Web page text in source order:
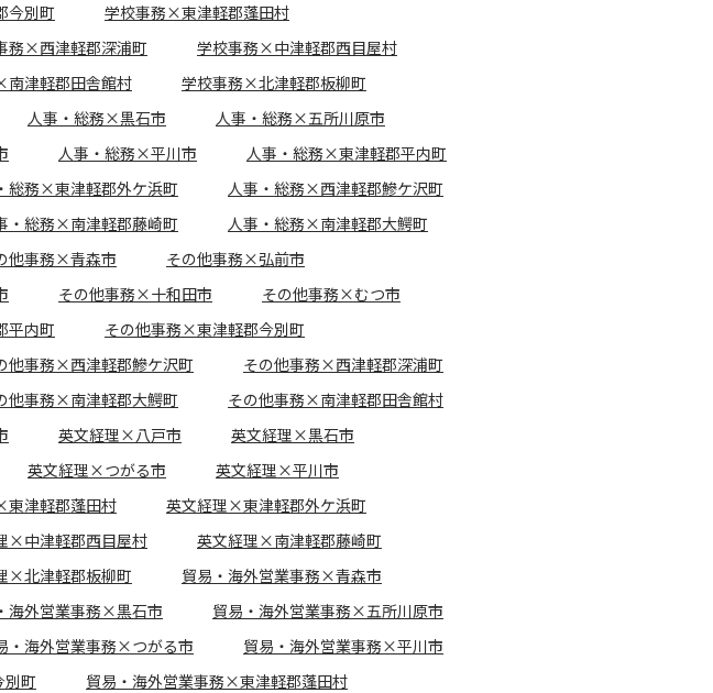
今別町
学校事務×東津軽郡蓬田村
務×西津軽郡深浦町
学校事務×中津軽郡西目屋村
津軽郡田舎館村
学校事務×北津軽郡板柳町
人事・総務×黒石市
人事・総務×五所川原市
人事・総務×平川市
人事・総務×東津軽郡平内町
総務×東津軽郡外ケ浜町
人事・総務×西津軽郡鰺ケ沢町
・総務×南津軽郡藤崎町
人事・総務×南津軽郡大鰐町
他事務×青森市
その他事務×弘前市
その他事務×十和田市
その他事務×むつ市
平内町
その他事務×東津軽郡今別町
他事務×西津軽郡鰺ケ沢町
その他事務×西津軽郡深浦町
他事務×南津軽郡大鰐町
その他事務×南津軽郡田舎館村
英文経理×八戸市
英文経理×黒石市
英文経理×つがる市
英文経理×平川市
津軽郡蓬田村
英文経理×東津軽郡外ケ浜町
×中津軽郡西目屋村
英文経理×南津軽郡藤崎町
×北津軽郡板柳町
貿易・海外営業事務×青森市
海外営業事務×黒石市
貿易・海外営業事務×五所川原市
・海外営業事務×つがる市
貿易・海外営業事務×平川市
町
貿易・海外営業事務×東津軽郡蓬田村